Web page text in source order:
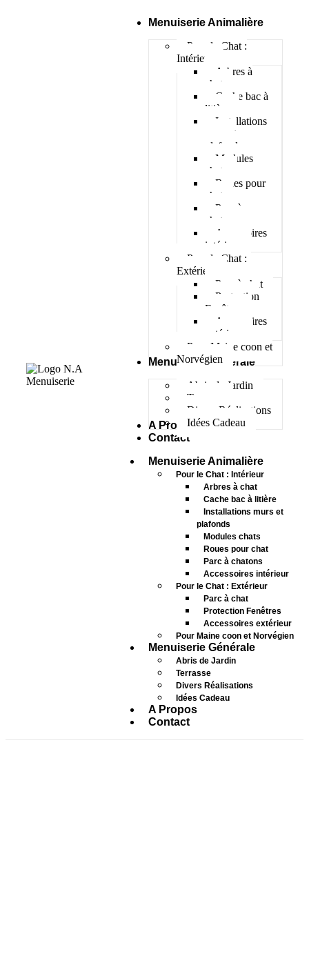
Menuiserie Animalière
Pour le Chat :
Intérieur
Arbres à
chat
Cache bac à
litière
Installations
murs et
plafonds
Modules
chats
Roues pour
chat
Parc à
chatons
Accessoires
intérieur
Pour le Chat :
Extérieur
Parc à chat
Protection
Fenêtres
Accessoires
extérieur
Pour Maine coon et
Norvégien
Menuiserie Générale
Abris de Jardin
Terrasse
Divers Réalisations
Idées Cadeau
A Propos
Contact
Menuiserie Animalière
Pour le Chat : Intérieur
Arbres à chat
Cache bac à litière
Installations murs et
plafonds
Modules chats
Roues pour chat
Parc à chatons
Accessoires intérieur
Pour le Chat : Extérieur
Parc à chat
Protection Fenêtres
Accessoires extérieur
Pour Maine coon et Norvégien
Menuiserie Générale
Abris de Jardin
Terrasse
Divers Réalisations
Idées Cadeau
A Propos
Contact